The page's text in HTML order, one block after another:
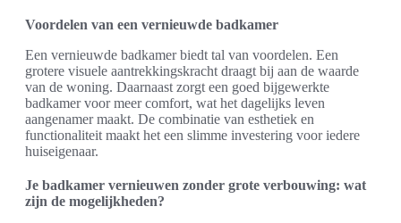
Voordelen van een vernieuwde badkamer
Een vernieuwde badkamer biedt tal van voordelen. Een
grotere visuele aantrekkingskracht draagt bij aan de waarde
van de woning. Daarnaast zorgt een goed bijgewerkte
badkamer voor meer comfort, wat het dagelijks leven
aangenamer maakt. De combinatie van esthetiek en
functionaliteit maakt het een slimme investering voor iedere
huiseigenaar.
Je badkamer vernieuwen zonder grote verbouwing: wat
zijn de mogelijkheden?